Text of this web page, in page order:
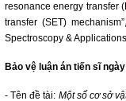
resonance energy transfer
transfer (SET)
Spectroscopy &
Bảo vệ luận án tiến sĩ
- Tên đề tài: Một số cơ sở